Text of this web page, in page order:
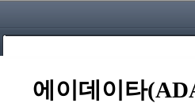
에이데이타